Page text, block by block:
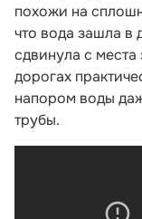
похожи на
что вода зашла в
сдвинула с
дорогах
напором воды
трубы.